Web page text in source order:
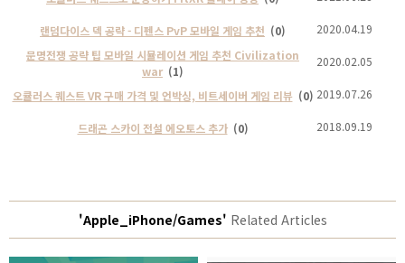
랜덤다이스 덱 공략 - 디펜스 PvP 모바일 게임 추천 (0)
2020.04.19
문명전쟁 공략 팁 모바일 시뮬레이션 게임 추천 Civilization
war (1)
2020.02.05
오큘러스 퀘스트 VR 구매 가격 및 언박싱, 비트세이버 게임 리뷰 (0) 2019.07.26
드래곤 스카이 전설 에오토스 추가 (0) 2018.09.19
'Apple_iPhone/Games' Related Articles